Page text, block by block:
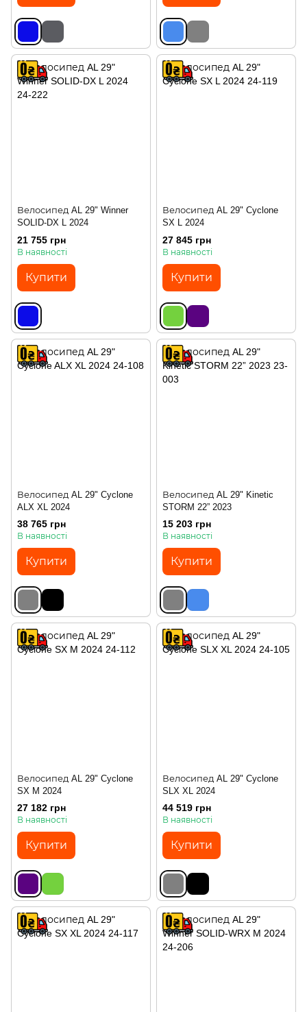
Велосипед AL 29" Winner
SOLID-DX L 2024
21 755 грн
В наявності
Купити
Велосипед AL 29" Cyclone
SX L 2024
27 845 грн
В наявності
Купити
Велосипед AL 29" Cyclone
ALX XL 2024
38 765 грн
В наявності
Купити
Велосипед AL 29" Kinetic
STORM 22” 2023
15 203 грн
В наявності
Купити
Велосипед AL 29" Cyclone
SX M 2024
27 182 грн
В наявності
Купити
Велосипед AL 29" Cyclone
SLX XL 2024
44 519 грн
В наявності
Купити